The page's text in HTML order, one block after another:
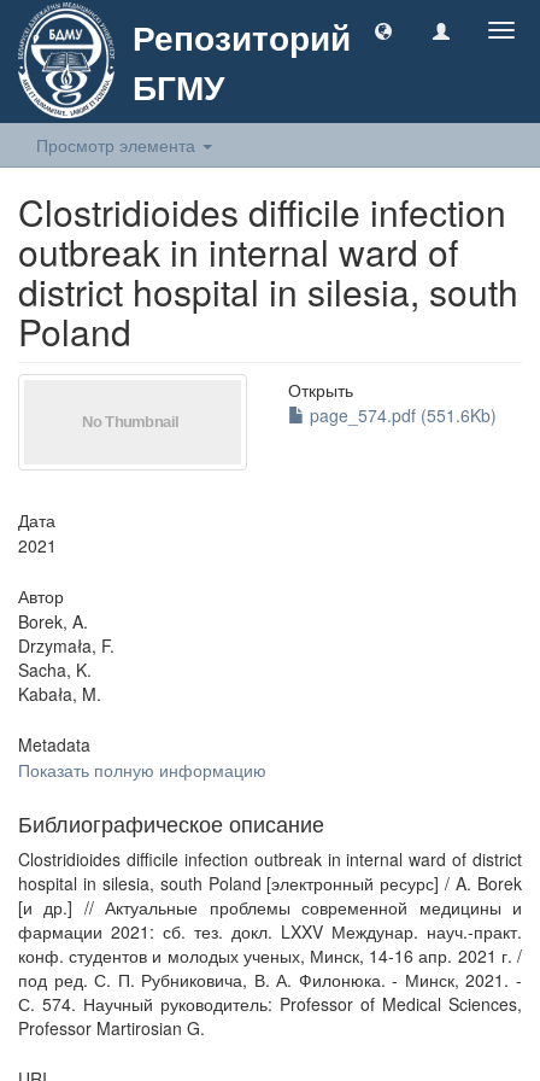
Репозиторий
БГМУ
Просмотр элемента
Clostridioides difficile infection
outbreak in internal ward of
district hospital in silesia, south
Poland
Открыть
page_574.pdf (551.6Kb)
Дата
2021
Автор
Borek, A.
Drzymała, F.
Sacha, K.
Kabała, M.
Metadata
Показать полную информацию
Библиографическое описание
Clostridioides difficile infection outbreak in internal ward of district
hospital in silesia, south Poland [электронный ресурс] / A. Borek
[и др.] // Актуальные проблемы современной медицины и
фармации 2021: сб. тез. докл. LXXV Междунар. науч.-практ.
конф. студентов и молодых ученых, Минск, 14-16 апр. 2021 г. /
под ред. С. П. Рубниковича, В. А. Филонюка. - Минск, 2021. -
С. 574. Научный руководитель: Professor of Medical Sciences,
Professor Martirosian G.